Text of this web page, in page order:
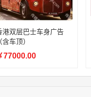
港双层巴士车身广告
含车顶）
77000.00